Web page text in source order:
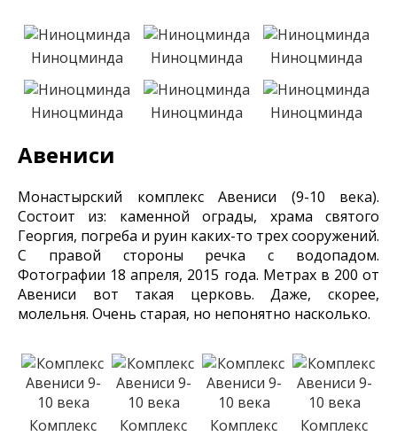
Ниноцминда Ниноцминда Ниноцминда
Ниноцминда Ниноцминда Ниноцминда
Авениси
Монастырский комплекс Авениси (9-10 века).
Состоит из: каменной ограды, храма святого
Георгия, погреба и руин каких-то трех сооружений.
С правой стороны речка с водопадом.
Фотографии 18 апреля, 2015 года. Метрах в 200 от
Авениси вот такая церковь. Даже, скорее,
молельня. Очень старая, но непонятно насколько.
Комплекс
Комплекс
Комплекс
Комплекс